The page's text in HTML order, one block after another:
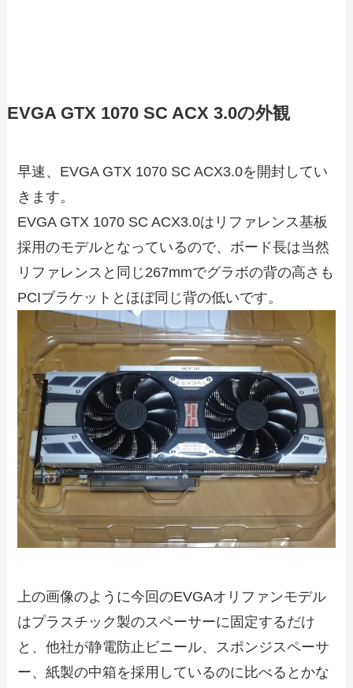
EVGA GTX 1070 SC ACX 3.0の外観
早速、EVGA GTX 1070 SC ACX3.0を開封してい
きます。
EVGA GTX 1070 SC ACX3.0はリファレンス基板
採用のモデルとなっているので、ボード長は当然
リファレンスと同じ267mmでグラボの背の高さも
PCIブラケットとほぼ同じ背の低いです。
上の画像のように今回のEVGAオリファンモデル
はプラスチック製のスペーサーに固定するだけ
と、他社が静電防止ビニール、スポンジスペーサ
ー、紙製の中箱を採用しているのに比べるとかな